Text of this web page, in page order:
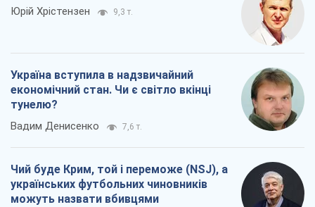
Юрій Хрістензен 9,3 т.
Україна вступила в надзвичайний
економічний стан. Чи є світло вкінці
тунелю?
Вадим Денисенко 7,6 т.
Чий буде Крим, той і переможе (NSJ), а
українських футбольних чиновників
можуть назвати вбивцями